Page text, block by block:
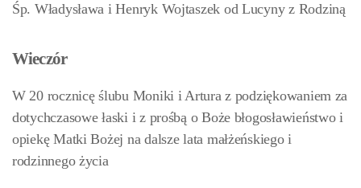
Śp. Władysława i Henryk Wojtaszek od Lucyny z Rodziną
Wieczór
W 20 rocznicę ślubu Moniki i Artura z podziękowaniem za
dotychczasowe łaski i z prośbą o Boże błogosławieństwo i
opiekę Matki Bożej na dalsze lata małżeńskiego i
rodzinnego życia